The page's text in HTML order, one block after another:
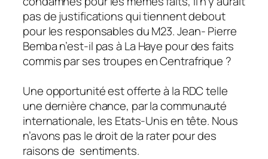
pas de justifications qui tiennent debout
pour les responsables du M23. Jean- Pierre
Bemba n’est-il pas à La Haye pour des faits
commis par ses troupes en Centrafrique ?
Une opportunité est offerte à la RDC telle
une dernière chance, par la communauté
internationale, les Etats-Unis en tête. Nous
n’avons pas le droit de la rater pour des
raisons de sentiments.